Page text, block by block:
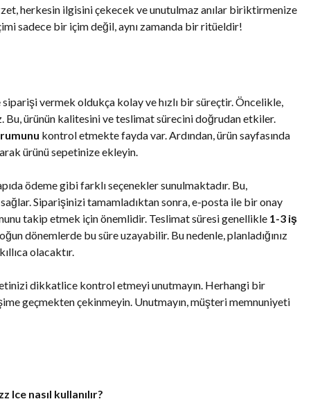
herkesin ilgisini çekecek ve unutulmaz anılar biriktirmenize
sadece bir içim değil, aynı zamanda bir ritüeldir!
vermek oldukça kolay ve hızlı bir süreçtir. Öncelikle,
Bu, ürünün kalitesini ve teslimat sürecini doğrudan etkiler.
kontrol etmekte fayda var. Ardından, ürün sayfasında
ürünü sepetinize ekleyin.
ödeme gibi farklı seçenekler sunulmaktadır. Bu,
Siparişinizi tamamladıktan sonra, e-posta ile bir onay
takip etmek için önemlidir. Teslimat süresi genellikle 1-3 iş
dönemlerde bu süre uzayabilir. Bu nedenle, planladığınız
olacaktır.
dikkatlice kontrol etmeyi unutmayın. Herhangi bir
geçmekten çekinmeyin. Unutmayın, müşteri memnuniyeti
Ice nasıl kullanılır?